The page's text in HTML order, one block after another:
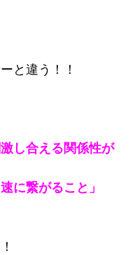
と違う！！
し合える関係性が
に繋がること」